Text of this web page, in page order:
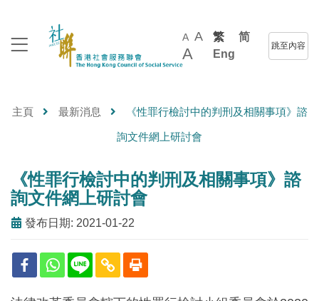
A A
A
繁
简
Eng
跳至內容
主頁 最新消息 《性罪行檢討中的判刑及相關事項》諮
詢文件網上研討會
《性罪行檢討中的判刑及相關事項》諮
詢文件網上研討會
發布日期: 2021-01-22